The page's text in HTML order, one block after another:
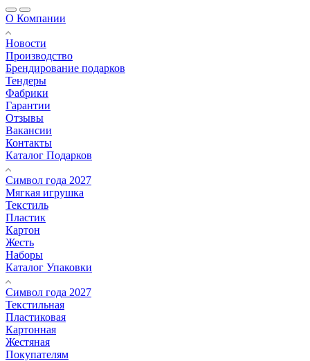
О Компании
Новости
Производство
Брендирование подарков
Тендеры
Фабрики
Гарантии
Отзывы
Вакансии
Контакты
Каталог Подарков
Символ года 2027
Мягкая игрушка
Текстиль
Пластик
Картон
Жесть
Наборы
Каталог Упаковки
Символ года 2027
Текстильная
Пластиковая
Картонная
Жестяная
Покупателям